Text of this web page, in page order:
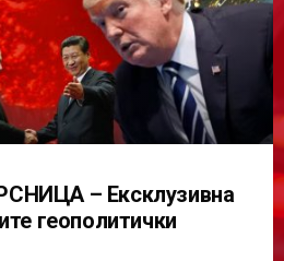
– Ексклузивна
геополитички